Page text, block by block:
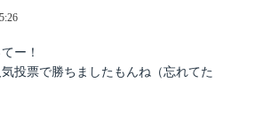
:
ー！
投票で勝ちましたもんね（忘れてた